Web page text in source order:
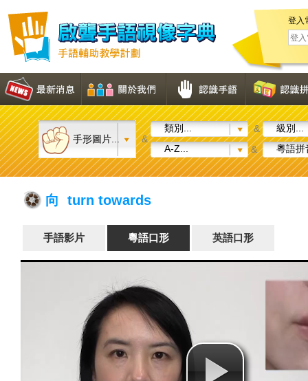
登入
手形圖片... &
類別... &
級別...
A-Z...
& 粵語拼
向 turn towards
手語影片 粵語口形 英語口形